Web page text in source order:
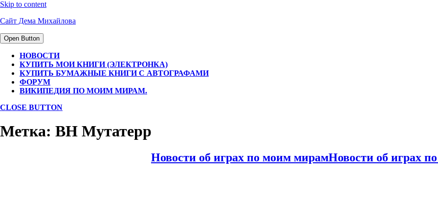
Skip to content
Сайт Дема Михайлова
Open Button
НОВОСТИ
КУПИТЬ МОИ КНИГИ (ЭЛЕКТРОНКА)
КУПИТЬ БУМАЖНЫЕ КНИГИ С АВТОГРАФАМИ
ФОРУМ
ВИКИПЕДИЯ ПО МОИМ МИРАМ.
CLOSE BUTTON
Метка: ВН Мутатерр
Новости об играх по моим мирамНовости об играх